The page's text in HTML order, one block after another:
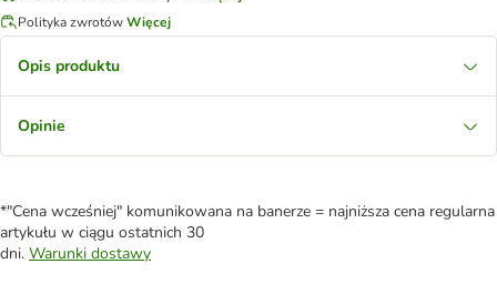
Polityka zwrotówWięcej
Opis produktu
Opinie
*"Cena wcześniej" komunikowana na banerze = najniższa cena regularna
artykułu w ciągu ostatnich 30
dni. Warunki dostawy